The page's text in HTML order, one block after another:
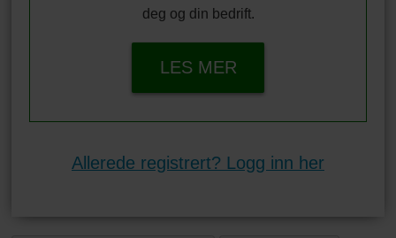
deg og din bedrift.
LES MER
Allerede registrert? Logg inn her